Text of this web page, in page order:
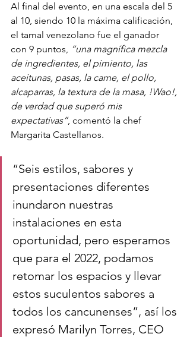
Al final del evento, en una escala del 5
al 10, siendo 10 la máxima calificación,
el tamal venezolano fue el ganador
con 9 puntos, “una magnífica mezcla
de ingredientes, el pimiento, las
aceitunas, pasas, la carne, el pollo,
alcaparras, la textura de la masa, !Wao!,
de verdad que superó mis
expectativas”, comentó la chef
Margarita Castellanos.
“Seis estilos, sabores y
presentaciones diferentes
inundaron nuestras
instalaciones en esta
oportunidad, pero esperamos
que para el 2022, podamos
retomar los espacios y llevar
estos suculentos sabores a
todos los cancunenses”, así los
expresó Marilyn Torres, CEO